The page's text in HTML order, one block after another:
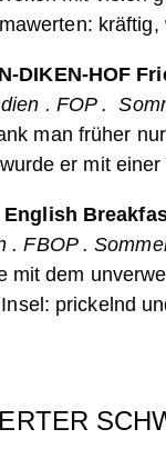
kräftig,
DIKEN-HOF
. FOP .
man früher
er mit
English
. FBOP .
mit dem
prickelnd